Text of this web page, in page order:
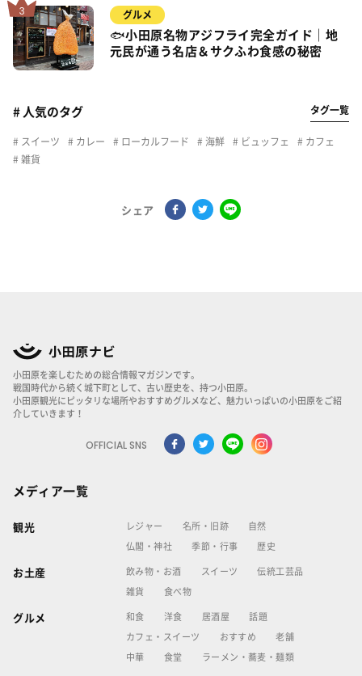
グルメ
🐟小田原名物アジフライ完全ガイド｜地
元民が通う名店＆サクふわ食感の秘密
# 人気のタグ タグ一覧
スイーツ カレー ローカルフード 海鮮 ビュッフェ
カフェ
雑貨
シェア
小田原を楽しむための総合情報マガジンです。
戦国時代から続く城下町として、古い歴史を、持つ小田原。
小田原観光にピッタリな場所やおすすめグルメなど、魅力いっぱいの小田原をご紹
介していきます！
OFFICIAL SNS
メディア一覧
観光 レジャー 名所・旧跡 自然
仏閣・神社 季節・行事 歴史
お土産 飲み物・お酒 スイーツ 伝統工芸品
雑貨 食べ物
グルメ 和食 洋食 居酒屋 話題
カフェ・スイーツ おすすめ 老舗
中華 食堂 ラーメン・蕎麦・麺類